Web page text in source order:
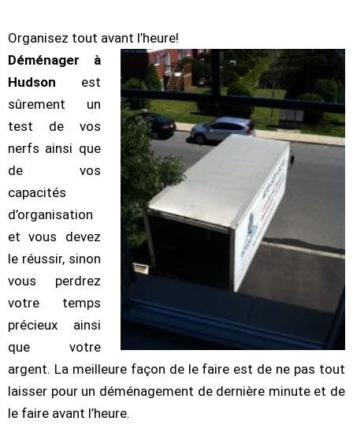
Organisez tout avant l’heure!
Déménager à
Hudson est
sûrement un
test de vos
nerfs ainsi que
de vos
capacités
d’organisation
et vous devez
le réussir, sinon
vous perdrez
votre temps
précieux ainsi
que votre
argent. La meilleure façon de le faire est de ne pas tout
laisser pour un déménagement de dernière minute et de
le faire avant l’heure.